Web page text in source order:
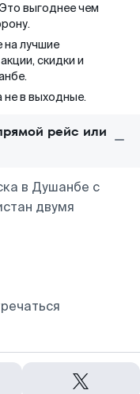
выгоднее чем
на лучшие
скидки и
не в выходные.
рейс или
в Душанбе с
двумя